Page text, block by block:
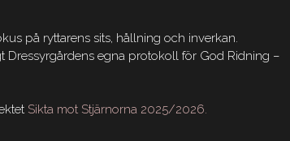
på ryttarens sits, hållning och inverkan.
egna protokoll för God Ridning –
Sikta mot Stjärnorna 2025/2026.